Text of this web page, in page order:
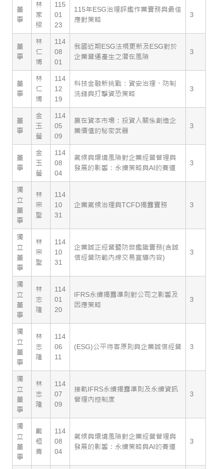
董
事
林
家
樑
115
01
23
115年ESG治理評鑑作業實務與最佳
應對策略
3
董
事
林
仁
博
114
08
01
我國近期ESG法規更新及ESG對於
企業營運產生之潛在風險
3
董
事
林
仁
博
114
12
19
科技金融新挑戰：資安治理、防制
洗錢與打擊資恐策略
3
董
事
金
玉
瑩
114
05
09
贏在資本市場：投資人關係創造企
業價值的秘密武器
3
董
事
金
玉
瑩
114
08
04
氣候與環境風險對企業經營管理與
發展的影響：永續策略與AI的賽道
3
獨
立
董
事
林
宗
聖
114
10
31
企業氣候治理與TCFD揭露實務 3
獨
立
董
事
林
宗
聖
114
10
31
企業誠正經營暨防弊鑑識實務(含誠
信經營防範內線交易宣導內容)
3
獨
立
董
事
林
志
隆
114
01
20
IFRS永續揭露準則對公司之影響及
因應策略
3
獨
立
董
事
林
志
隆
114
06
11
(ESG)公平待客原則與企業誠信經營 3
獨
立
董
事
林
志
隆
114
07
09
接軌IFRS永續揭露準則及永續資訊
管理內控制度
3
獨
立
董
事
戴
桓
青
114
08
04
氣候與環境風險對企業經營管理與
發展的影響：永續策略與AI的賽道
3